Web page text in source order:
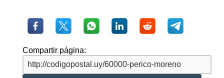
Compartir página: